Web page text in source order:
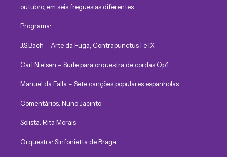
outubro, em seis freguesias diferentes.
Programa:
J.S.Bach – Arte da Fuga, Contrapunctus I e IX
Carl Nielsen – Suite para orquestra de cordas Op.1
Manuel da Falla – Sete canções populares espanholas
Comentários: Nuno Jacinto
Solista: Rita Morais
Orquestra: Sinfonietta de Braga